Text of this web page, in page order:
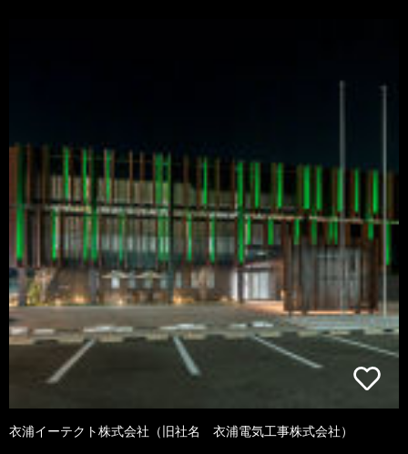
衣浦イーテクト株式会社（旧社名 衣浦電気工事株式会社）